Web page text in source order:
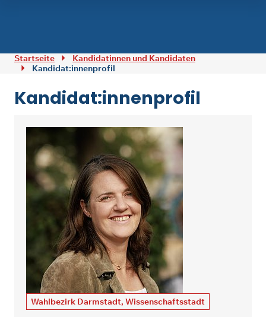
Zum Inhalt springen
Startseite
Kandidatinnen und Kandidaten
Kandidat:innenprofil
Kandidat:innenprofil
Wahlbezirk Darmstadt, Wissenschaftsstadt